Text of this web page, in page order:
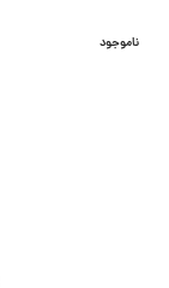
ناموجود